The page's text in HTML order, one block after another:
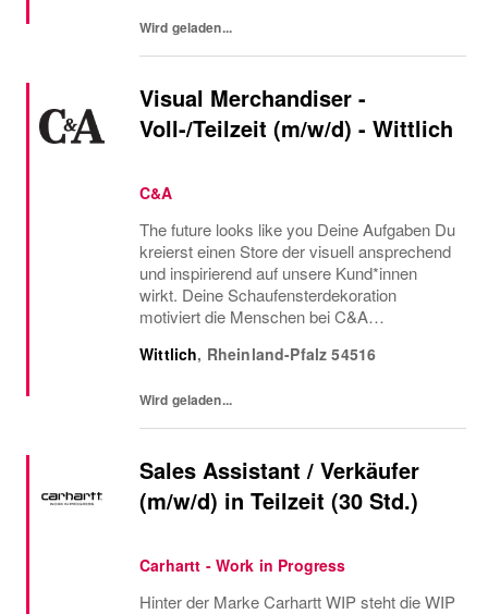
Wird geladen...
Visual Merchandiser -
Voll-/Teilzeit (m/w/d) - Wittlich
C&A
The future looks like you Deine Aufgaben Du
kreierst einen Store der visuell ansprechend
und inspirierend auf unsere Kund*innen
wirkt. Deine Schaufensterdekoration
motiviert die Menschen bei C&A
deine Kolleg*innen aus dem Verkauf an,
Wittlich, Rheinland-Pfalz 54516
Wird geladen...
Sales Assistant / Verkäufer
(m/w/d) in Teilzeit (30 Std.)
Carhartt - Work in Progress
Hinter der Marke Carhartt WIP steht die WIP